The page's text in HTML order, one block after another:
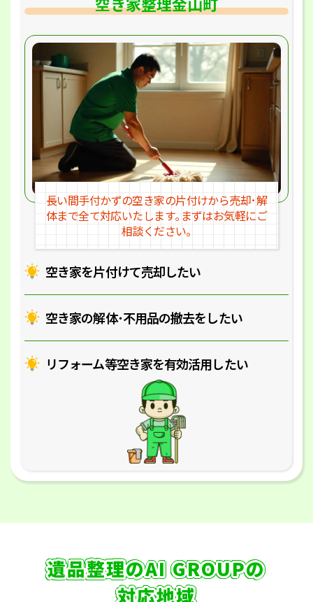
空き家を片付けて売却したい
空き家の解体･不用品の撤去をしたい
リフォーム等空き家を有効活用したい
長い間手付かずの空き家の片付けから売却･解
体まで全て対応いたします｡ まずはお気軽にご
相談ください｡
遺品整理のAI GROUPの
対応地域